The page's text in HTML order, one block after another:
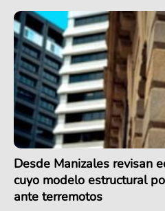
Desde Manizales revisan
cuyo modelo estructural
ante terremotos